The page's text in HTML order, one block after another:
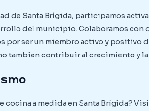
de Santa Brígida, participamos
del municipio. Colaboramos con
por ser un miembro activo y positivo
también contribuir al crecimiento y
a medida en Santa Brígida?